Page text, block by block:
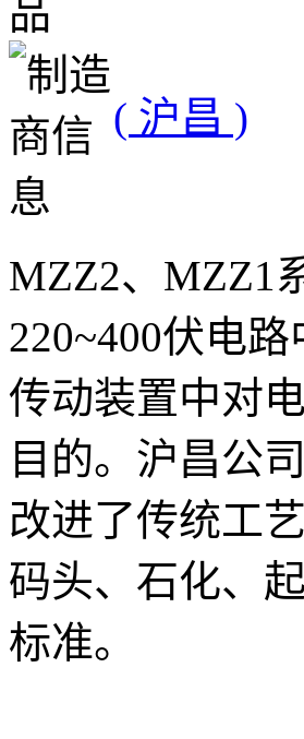
( 沪昌 )
MZZ2、MZZ1
220~400伏电
传动装置中对
目的。沪昌公
改进了传统工
码头、石化、
标准。